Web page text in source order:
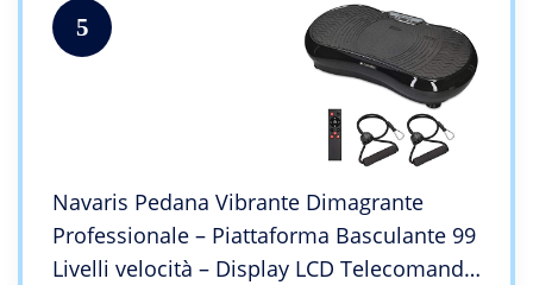
5
Navaris Pedana Vibrante Dimagrante
Professionale – Piattaforma Basculante 99
Livelli velocità – Display LCD Telecomando